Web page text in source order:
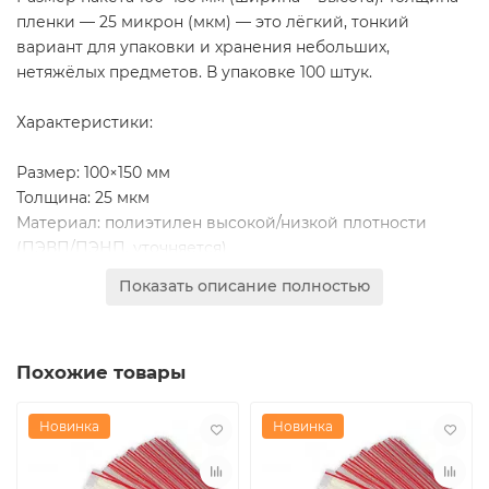
пленки — 25 микрон (мкм) — это лёгкий, тонкий
вариант для упаковки и хранения небольших,
нетяжёлых предметов. В упаковке 100 штук.
Характеристики:
Размер: 100×150 мм
Толщина: 25 мкм
Материал: полиэтилен высокой/низкой плотности
(ПЭВП/ПЭНП, уточняется)
открытие/закрытие
Преимущества:
Дешевый и практичный для фасовки лёгких, некрупных
Надежная защита от пыли, влаги, внешних
Показать описание полностью
Похожие товары
Новинка Новинка